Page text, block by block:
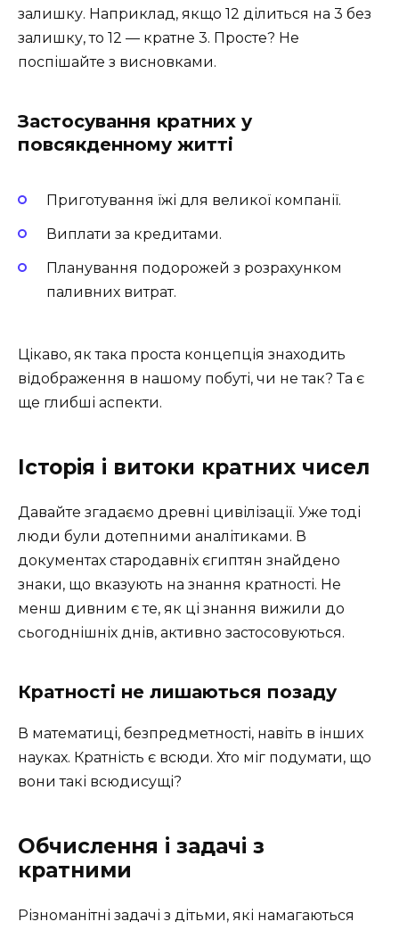
залишку. Наприклад, якщо 12 ділиться на 3 без
залишку, то 12 — кратне 3. Просте? Не
поспішайте з висновками.
Застосування кратних у
повсякденному житті
Приготування їжі для великої компанії.
Виплати за кредитами.
Планування подорожей з розрахунком
паливних витрат.
Цікаво, як така проста концепція знаходить
відображення в нашому побуті, чи не так? Та є
ще глибші аспекти.
Історія і витоки кратних чисел
Давайте згадаємо древні цивілізації. Уже тоді
люди були дотепними аналітиками. В
документах стародавніх єгиптян знайдено
знаки, що вказують на знання кратності. Не
менш дивним є те, як ці знання вижили до
сьогоднішніх днів, активно застосовуються.
Кратності не лишаються позаду
В математиці, безпредметності, навіть в інших
науках. Кратність є всюди. Хто міг подумати, що
вони такі всюдисущі?
Обчислення і задачі з
кратними
Різноманітні задачі з дітьми, які намагаються